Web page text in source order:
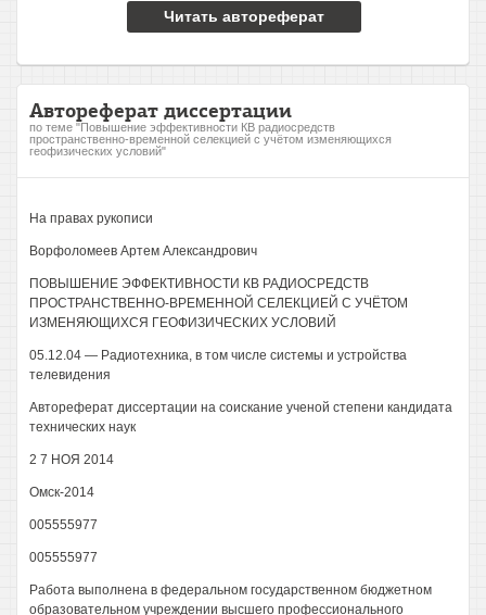
Читать автореферат
Автореферат диссертации
по теме "Повышение эффективности КВ радиосредств
пространственно-временной селекцией с учётом изменяющихся
геофизических условий"
На правах рукописи
Ворфоломеев Артем Александрович
ПОВЫШЕНИЕ ЭФФЕКТИВНОСТИ КВ РАДИОСРЕДСТВ
ПРОСТРАНСТВЕННО-ВРЕМЕННОЙ СЕЛЕКЦИЕЙ С УЧЁТОМ
ИЗМЕНЯЮЩИХСЯ ГЕОФИЗИЧЕСКИХ УСЛОВИЙ
05.12.04 — Радиотехника, в том числе системы и устройства
телевидения
Автореферат диссертации на соискание ученой степени кандидата
технических наук
2 7 НОЯ 2014
Омск-2014
005555977
005555977
Работа выполнена в федеральном государственном бюджетном
образовательном учреждении высшего профессионального